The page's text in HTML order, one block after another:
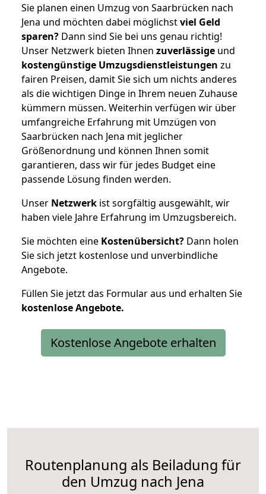
Sie planen einen Umzug von Saarbrücken nach
Jena und möchten dabei möglichstviel Geld
sparen? Dann sind Sie bei uns genau richtig!
Unser Netzwerk bieten Ihnen zuverlässige und
kostengünstige Umzugsdienstleistungen zu
fairen Preisen, damit Sie sich um nichts anderes
als die wichtigen Dinge in Ihrem neuen Zuhause
kümmern müssen. Weiterhin verfügen wir über
umfangreiche Erfahrung mit Umzügen von
Saarbrücken nach Jena mit jeglicher
Größenordnung und können Ihnen somit
garantieren, dass wir für jedes Budget eine
passende Lösung finden werden.
Unser Netzwerk ist sorgfältig ausgewählt, wir
haben viele Jahre Erfahrung im Umzugsbereich.
Sie möchten eine Kostenübersicht? Dann holen
Sie sich jetzt kostenlose und unverbindliche
Angebote.
Füllen Sie jetzt das Formular aus und erhalten Sie
kostenloseAngebote.
Kostenlose Angebote erhalten
Routenplanung als Beiladung für
den Umzug nach Jena